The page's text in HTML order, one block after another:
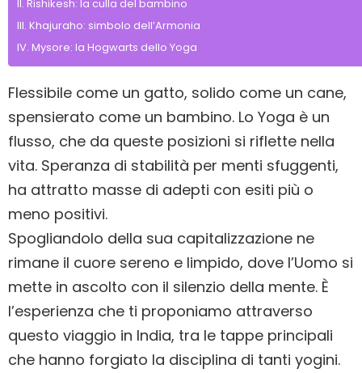
Rishikesh: la culla del bambino
Khajuraho: simbolo dell’Armonia
Mysore: la Hogwarts dello Yoga
Flessibile come un gatto, solido come un cane,
spensierato come un bambino. Lo Yoga è un
flusso, che da queste posizioni si riflette nella
vita. Speranza di stabilità per menti sfuggenti,
ha attratto masse di adepti con esiti più o
meno positivi.
Spogliandolo della sua capitalizzazione ne
rimane il cuore sereno e limpido, dove l’Uomo si
mette in ascolto con il silenzio della mente. È
l’esperienza che ti proponiamo attraverso
questo viaggio in India, tra le tappe principali
che hanno forgiato la disciplina di tanti yogini.